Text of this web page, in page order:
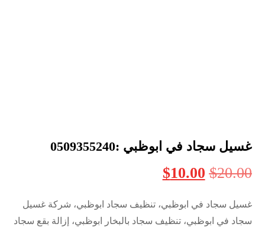
غسيل سجاد في ابوظبي :0509355240
$20.00
$10.00
غسيل سجاد في ابوظبي، تنظيف سجاد ابوظبي، شركة غسيل
سجاد في ابوظبي، تنظيف سجاد بالبخار ابوظبي، إزالة بقع سجاد